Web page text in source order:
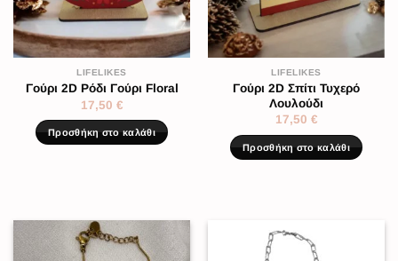
LIFELIKES
Γούρι 2D Ρόδι Γούρι Floral
17,50 €
Προσθήκη στο καλάθι
LIFELIKES
Γούρι 2D Σπίτι Τυχερό
Λουλούδι
17,50 €
Προσθήκη στο καλάθι